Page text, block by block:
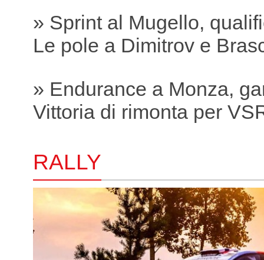
» Sprint al Mugello,
Le pole a Dimitrov e
» Endurance a Monza,
Vittoria di rimonta per
RALLY